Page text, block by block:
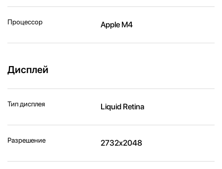
Процессор Apple M4
Дисплей
Тип дисплея Liquid Retina
Разрешение 2732x2048